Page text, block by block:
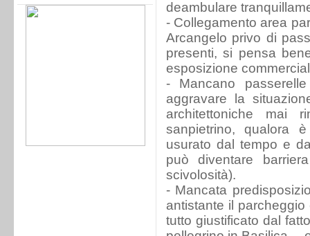
deambulare
- Collegamento area
Arcangelo privo di
presenti, si pensa
esposizione
- Mancano
aggravare la
architettoniche mai
sanpietrino, qualora
usurato dal tempo e
può diventare
scivolosità).
- Mancata
antistante il
tutto giustificato dal